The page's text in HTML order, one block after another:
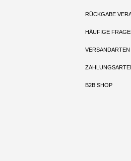
RÜCKGABE
HÄUFIGE
VERSANDARTEN
B2B SHOP